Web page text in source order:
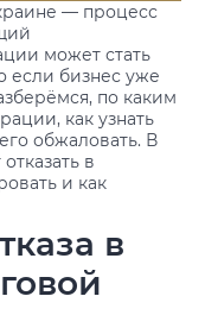
— процесс
может стать
если бизнес уже
по каким
как узнать
обжаловать. В
в
и как
в